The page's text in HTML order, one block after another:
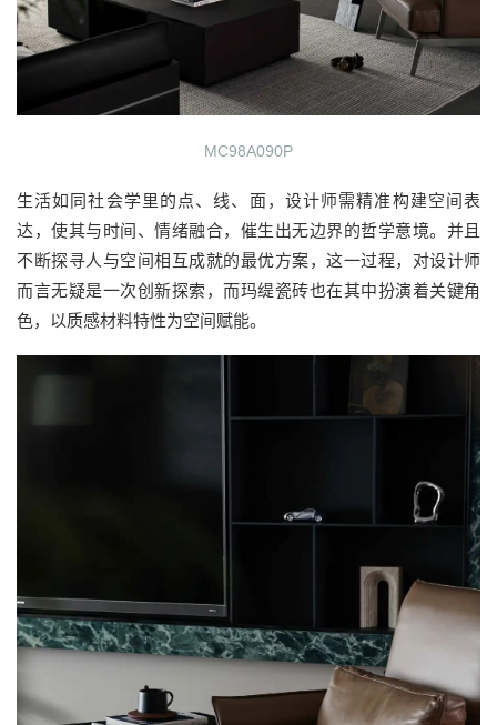
MC98A090P
生活如同社会学里的点、线、面，设计师需精准构建空间表
达，使其与时间、情绪融合，催生出无边界的哲学意境。并且
不断探寻人与空间相互成就的最优方案，这一过程，对设计师
而言无疑是一次创新探索，而玛缇瓷砖也在其中扮演着关键角
色，以质感材料特性为空间赋能。